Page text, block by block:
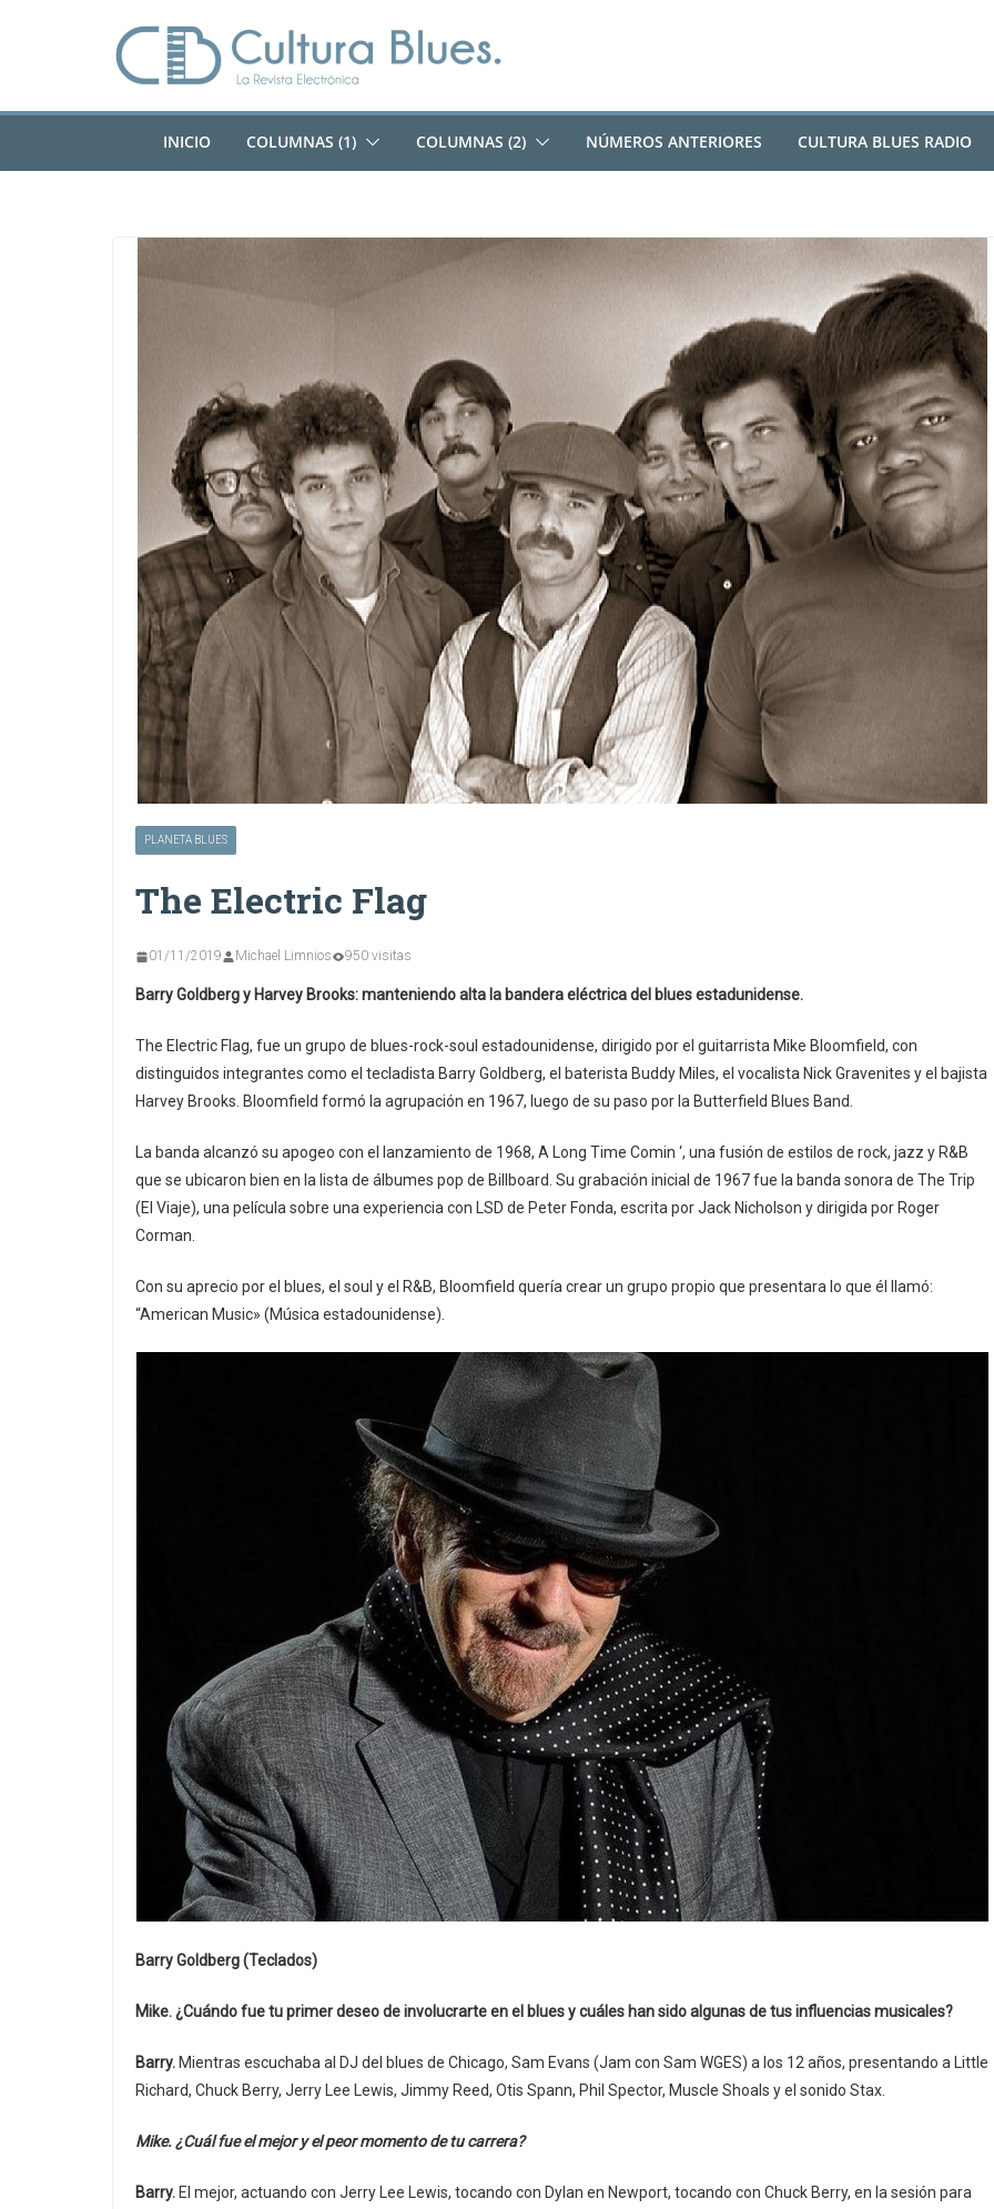
INICIO COLUMNAS (1) COLUMNAS (2) NÚMEROS ANTERIORES CULTURA BLUES RADIO
PLANETA BLUES
The Electric Flag
01/11/2019 Michael Limnios 950 visitas
Barry Goldberg y Harvey Brooks: manteniendo alta la bandera eléctrica del blues estadunidense.
The Electric Flag, fue un grupo de blues-rock-soul estadounidense, dirigido por el guitarrista Mike Bloomfield, con
distinguidos integrantes como el tecladista Barry Goldberg, el baterista Buddy Miles, el vocalista Nick Gravenites y el bajista
Harvey Brooks. Bloomfield formó la agrupación en 1967, luego de su paso por la Butterfield Blues Band.
La banda alcanzó su apogeo con el lanzamiento de 1968, A Long Time Comin ‘, una fusión de estilos de rock, jazz y R&B
que se ubicaron bien en la lista de álbumes pop de Billboard. Su grabación inicial de 1967 fue la banda sonora de The Trip
(El Viaje), una película sobre una experiencia con LSD de Peter Fonda, escrita por Jack Nicholson y dirigida por Roger
Corman.
Con su aprecio por el blues, el soul y el R&B, Bloomfield quería crear un grupo propio que presentara lo que él llamó:
“American Music» (Música estadounidense).
Barry Goldberg (Teclados)
Mike. ¿Cuándo fue tu primer deseo de involucrarte en el blues y cuáles han sido algunas de tus influencias musicales?
Barry. Mientras escuchaba al DJ del blues de Chicago, Sam Evans (Jam con Sam WGES) a los 12 años, presentando a Little
Richard, Chuck Berry, Jerry Lee Lewis, Jimmy Reed, Otis Spann, Phil Spector, Muscle Shoals y el sonido Stax.
Mike. ¿Cuál fue el mejor y el peor momento de tu carrera?
Barry. El mejor, actuando con Jerry Lee Lewis, tocando con Dylan en Newport, tocando con Chuck Berry, en la sesión para